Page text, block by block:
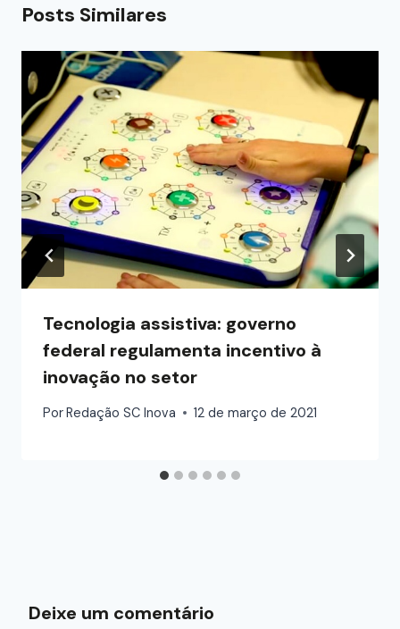
Posts Similares
Tecnologia assistiva: governo
federal regulamenta incentivo à
inovação no setor
PorRedação SC Inova 12 de março de 2021
Deixe um comentário